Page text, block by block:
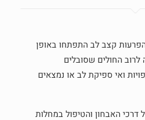
קצב לב התפתחו באופן
לרוב החולים שסובלים
ואי ספיקת לב או נמצאים
האבחון והטיפול במחלות